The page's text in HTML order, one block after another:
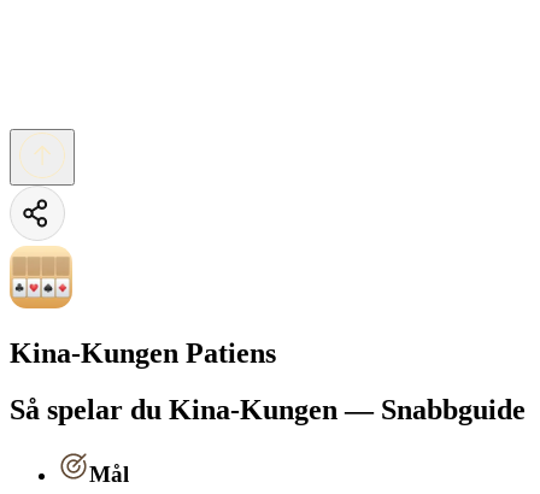
Kina-Kungen Patiens
Så spelar du Kina-Kungen — Snabbguide
Mål